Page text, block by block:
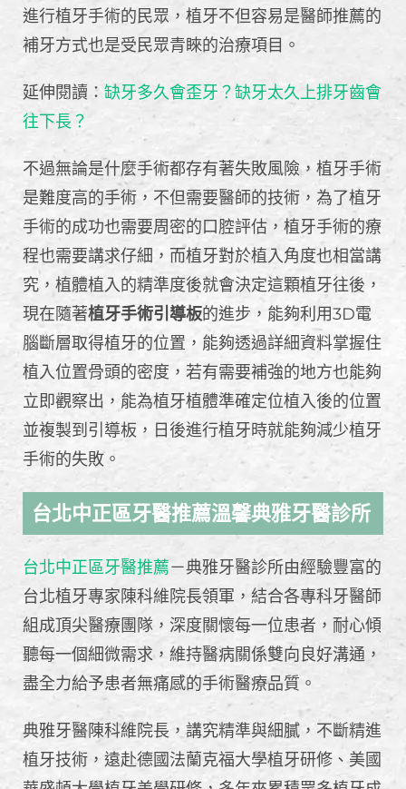
進行植牙手術的民眾，植牙不但容易是醫師推薦的
補牙方式也是受民眾青睞的治療項目。
延伸閱讀： 缺牙多久會歪牙？缺牙太久上排牙齒會
往下長？
不過無論是什麼手術都存有著失敗風險，植牙手術
是難度高的手術，不但需要醫師的技術，為了植牙
手術的成功也需要周密的口腔評估，植牙手術的療
程也需要講求仔細，而植牙對於植入角度也相當講
究，植體植入的精準度後就會決定這顆植牙往後，
現在隨著植牙手術引導板的進步，能夠利用3D電
腦斷層取得植牙的位置，能夠透過詳細資料掌握住
植入位置骨頭的密度，若有需要補強的地方也能夠
立即觀察出，能為植牙植體準確定位植入後的位置
並複製到引導板，日後進行植牙時就能夠減少植牙
手術的失敗。
台北中正區牙醫推薦溫馨典雅牙醫診所
台北中正區牙醫推薦－典雅牙醫診所由經驗豐富的
台北植牙專家陳科維院長領軍，結合各專科牙醫師
組成頂尖醫療團隊，深度關懷每一位患者，耐心傾
聽每一個細微需求，維持醫病關係雙向良好溝通，
盡全力給予患者無痛感的手術醫療品質。
典雅牙醫陳科維院長，講究精準與細膩，不斷精進
植牙技術，遠赴德國法蘭克福大學植牙研修、美國